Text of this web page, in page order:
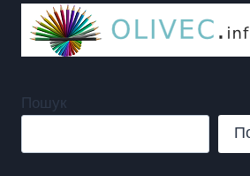
Пошук